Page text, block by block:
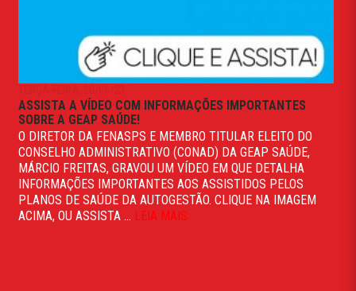
ASSISTA A VÍDEO COM INFORMAÇÕES IMPORTANTES
SOBRE A GEAP SAÚDE!
O DIRETOR DA FENASPS E MEMBRO TITULAR ELEITO DO
CONSELHO ADMINISTRATIVO (CONAD) DA GEAP SAÚDE,
MÁRCIO FREITAS, GRAVOU UM VÍDEO EM QUE DETALHA
INFORMAÇÕES IMPORTANTES AOS ASSISTIDOS PELOS
PLANOS DE SAÚDE DA AUTOGESTÃO. CLIQUE NA IMAGEM
ACIMA, OU ASSISTA ... LEIA MAIS